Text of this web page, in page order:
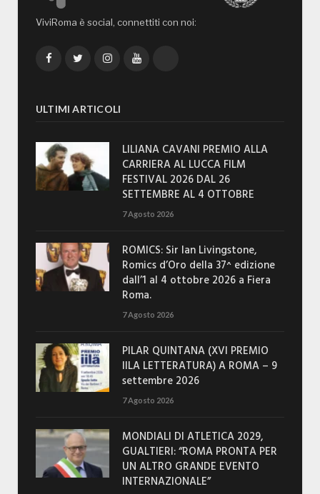
ViviRoma è social, connettiti con noi:
FacebookTwitterInstagramYouTube
ULTIMI ARTICOLI
LILIANA CAVANI PREMIO ALLA
CARRIERA AL LUCCA FILM
FESTIVAL 2026 DAL 26
SETTEMBRE AL 4 OTTOBRE
7 Agosto 2026
ROMICS: Sir Ian Livingstone,
Romics d’Oro della 37^ edizione
dall’1 al 4 ottobre 2026 a Fiera
Roma.
7 Agosto 2026
PILAR QUINTANA (XVI PREMIO
IILA LETTERATURA) A ROMA – 9
settembre 2026
7 Agosto 2026
MONDIALI DI ATLETICA 2029,
GUALTIERI: “ROMA PRONTA PER
UN ALTRO GRANDE EVENTO
INTERNAZIONALE”